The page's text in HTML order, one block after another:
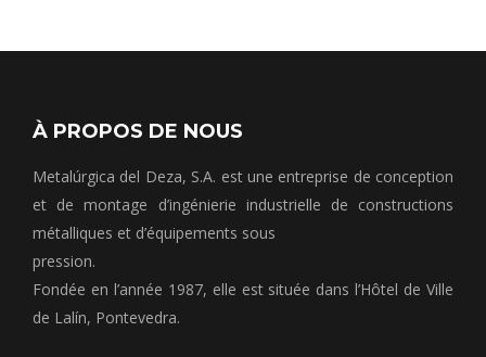
À PROPOS DE NOUS
Metalúrgica del Deza, S.A. est une entreprise de conception
et de montage d’ingénierie industrielle de constructions
métalliques et d’équipements sous
pression.
Fondée en l’année 1987, elle est située dans l’Hôtel de Ville
de Lalín, Pontevedra.